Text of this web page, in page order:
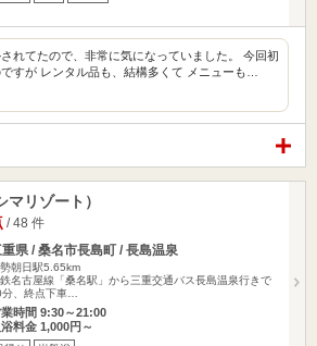
れてたので、非常に気になっていました。 今回初
すが レンタル品も、結構多くて メニューも…
リゾート）
/ 48 件
県 / 桑名市長島町 / 長島温泉
朝日駅5.65km
名古屋線「桑名駅」から三重交通バス長島温泉行きで
、終点下車…
時間 9:30～21:00
浴料金 1,000円～